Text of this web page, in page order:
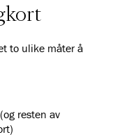
to ulike måter å
resten av